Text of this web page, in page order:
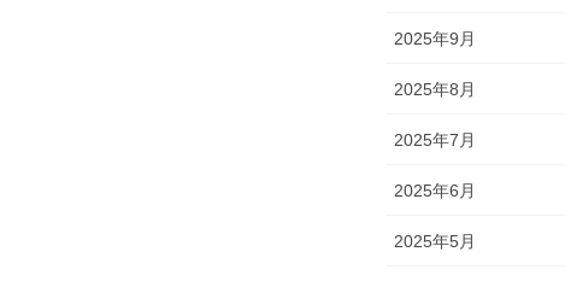
2025年9月
2025年8月
2025年7月
2025年6月
2025年5月